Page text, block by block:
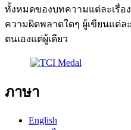
ทั้งหมดของบทความแต่ละเรื่อ
ความผิดพลาดใดๆ ผู้เขียนแต่
ตนเองแต่ผู้เดียว
ภาษา
English